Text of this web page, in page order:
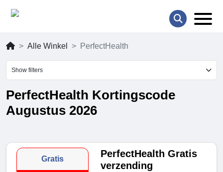
Alle Winkel PerfectHealth
Show filters
PerfectHealth Kortingscode
Augustus 2026
Gratis
PerfectHealth Gratis
verzending